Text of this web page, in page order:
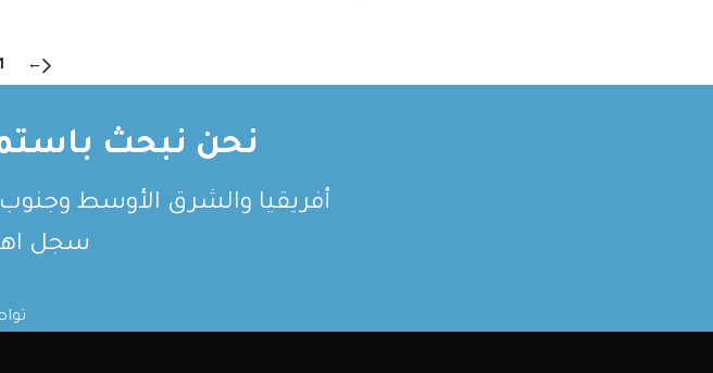
←
1
نحن نبحث
أفريقيا والشرق الأوسط وجنوب
سجل